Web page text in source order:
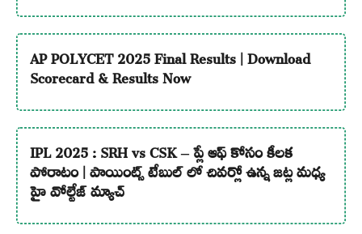
AP POLYCET 2025 Final Results | Download
Scorecard & Results Now
IPL 2025 : SRH vs CSK – ప్లే ఆఫ్ కోసం కీలక
పోరాటం | పాయింట్స్ టేబుల్ లో చివర్లో ఉన్న జట్ల మధ్య
హై వోల్టేజ్ మ్యాచ్